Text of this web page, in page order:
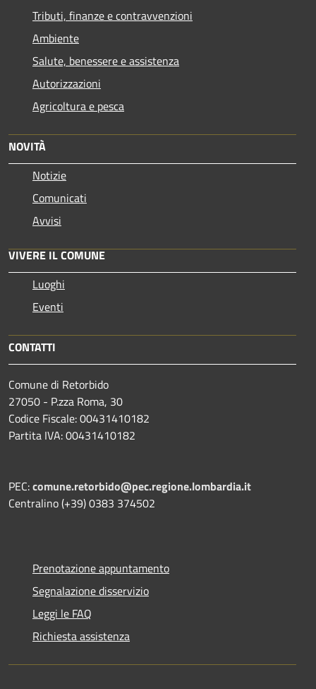
Tributi, finanze e contravvenzioni
Ambiente
Salute, benessere e assistenza
Autorizzazioni
Agricoltura e pesca
NOVITÀ
Notizie
Comunicati
Avvisi
VIVERE IL COMUNE
Luoghi
Eventi
CONTATTI
Comune di Retorbido
27050 - P.zza Roma, 30
Codice Fiscale: 00431410182
Partita IVA: 00431410182
PEC:comune.retorbido@pec.regione.lombardia.it
Centralino (+39) 0383 374502
Prenotazione appuntamento
Segnalazione disservizio
Leggi le FAQ
Richiesta assistenza